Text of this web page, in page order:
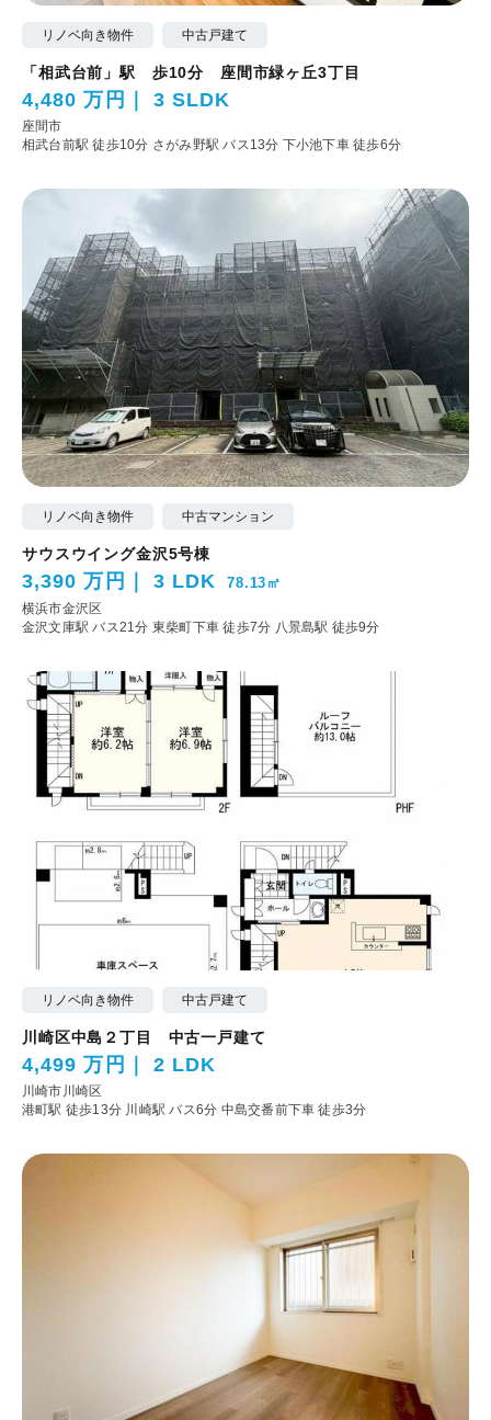
リノベ向き物件 中古戸建て
「相武台前」駅 歩10分 座間市緑ヶ丘3丁目
4,480 万円 3 SLDK
座間市
相武台前駅 徒歩10分 さがみ野駅 バス13分 下小池下車 徒歩6分
リノベ向き物件 中古マンション
サウスウイング金沢5号棟
3,390 万円 3 LDK 78.13㎡
横浜市金沢区
金沢文庫駅 バス21分 東柴町下車 徒歩7分 八景島駅 徒歩9分
リノベ向き物件 中古戸建て
川崎区中島２丁目 中古一戸建て
4,499 万円 2 LDK
川崎市川崎区
港町駅 徒歩13分 川崎駅 バス6分 中島交番前下車 徒歩3分